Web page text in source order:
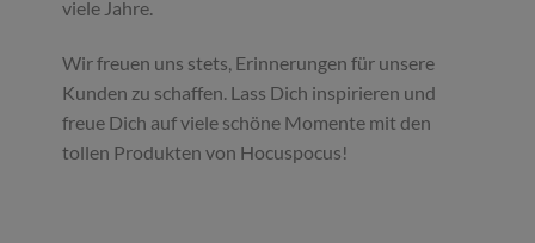
viele Jahre.
Wir freuen uns stets, Erinnerungen für unsere
Kunden zu schaffen. Lass Dich inspirieren und
freue Dich auf viele schöne Momente mit den
tollen Produkten von Hocuspocus!